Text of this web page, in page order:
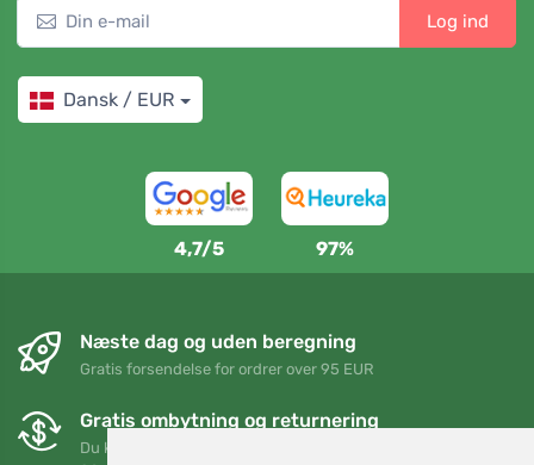
Log ind
Dansk / EUR
4,7/5 97%
Næste dag og uden beregning
Gratis forsendelse for ordrer over 95 EUR
Gratis ombytning og returnering
Du kan returnere eller bytte din ordre når som helst inden for